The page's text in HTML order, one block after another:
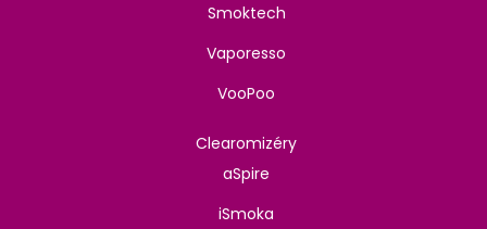
Smoktech
Vaporesso
VooPoo
Clearomizéry
aSpire
iSmoka